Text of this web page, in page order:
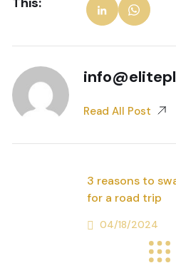
Read All Post
3 reasons to
for a road trip
04/18/2024
Previous Post